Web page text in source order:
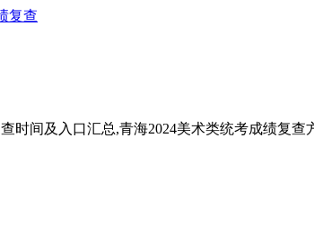
复查
间及入口汇总,青海2024美术类统考成绩复查